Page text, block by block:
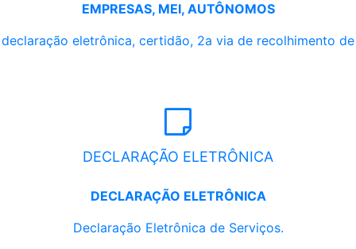
EMPRESAS, MEI, AUTÔNOMOS
eletrônica, certidão, 2a via de recolhimento de
DECLARAÇÃO ELETRÔNICA
DECLARAÇÃO ELETRÔNICA
Declaração Eletrônica de Serviços.